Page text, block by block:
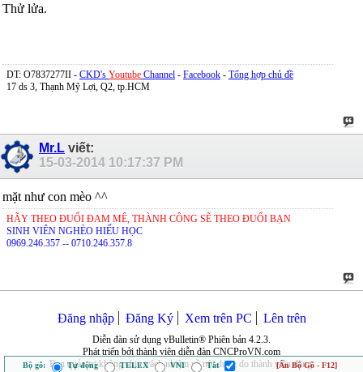
Thử lửa.
DT: O7837277II - CKD's Youtube Channel - Facebook - Tổng hợp chủ đề
17 ds 3, Thạnh Mỹ Lợi, Q2, tp.HCM
Mr.L viết:
15-03-2014 10:17:37 PM
mặt như con mèo ^^
HÃY THEO ĐUỔI ĐAM MÊ, THÀNH CÔNG SẼ THEO ĐUỔI BẠN
SINH VIÊN NGHÈO HIẾU HỌC
0969.246.357 -- 0710.246.357.8
Đăng nhập Đăng Ký Xem trên PC Lên trên
Diễn đàn sử dụng vBulletin® Phiên bản 4.2.3.
Phát triển bởi thành viên diễn đàn CNCProVN.com
Ban quản trị không chịu trách nhiệm về nội dung do thành viên đăng.
Bộ gõ: Tự động TELEX VNI Tắt [Ẩn Bộ Gõ - F12]